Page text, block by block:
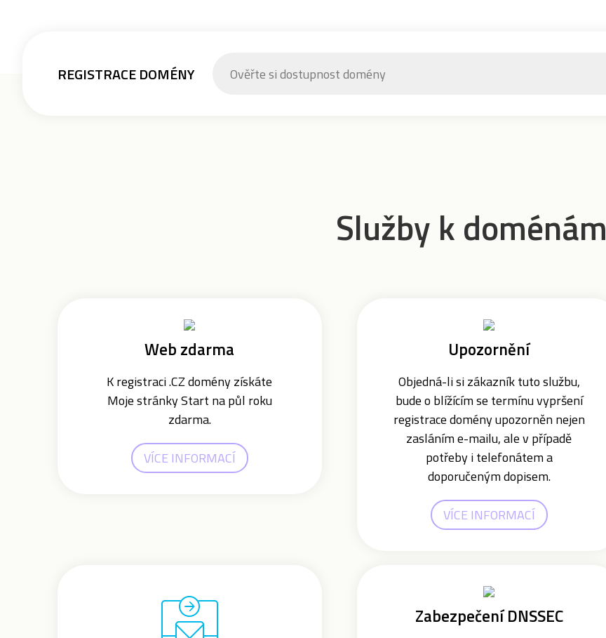
REGISTRACE DOMÉNY
Služby k doménám
Web zdarma
K registraci .CZ domény získáte
Moje stránky Start na půl roku
zdarma.
VÍCE INFORMACÍ
Upozornění
Objedná-li si zákazník tuto službu,
bude o blížícím se termínu vypršení
registrace domény upozorněn nejen
zasláním e-mailu, ale v případě
potřeby i telefonátem a
doporučeným dopisem.
VÍCE INFORMACÍ
Zabezpečení DNSSEC